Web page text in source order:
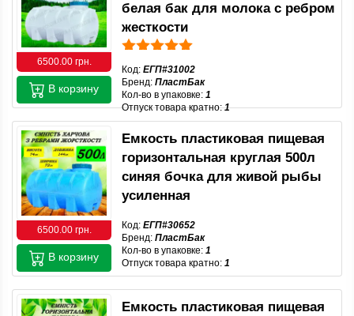
6500.00 грн.
белая бак для молока с ребром
жесткости
Код: ЕГП#31002
Бренд: ПластБак
Кол-во в упаковке: 1
Отпуск товара кратно:1
В корзину
6500.00 грн.
Емкость пластиковая пищевая
горизонтальная круглая 500л
синяя бочка для живой рыбы
усиленная
Код: ЕГП#30652
Бренд: ПластБак
Кол-во в упаковке: 1
Отпуск товара кратно: 1
В корзину
Емкость пластиковая пищевая